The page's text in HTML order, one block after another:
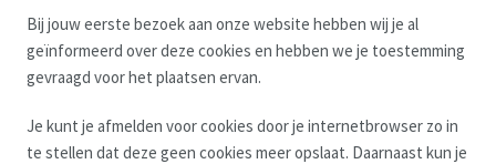
Bij jouw eerste bezoek aan onze website hebben wij je al
geïnformeerd over deze cookies en hebben we je toestemming
gevraagd voor het plaatsen ervan.
Je kunt je afmelden voor cookies door je internetbrowser zo in
te stellen dat deze geen cookies meer opslaat. Daarnaast kun je